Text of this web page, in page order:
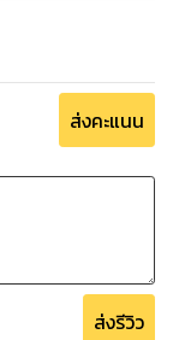
ส่งคะแนน
ส่งรีวิว